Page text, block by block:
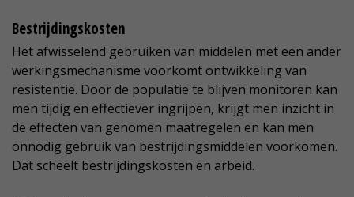
Bestrijdingskosten
Het afwisselend gebruiken van middelen met een ander
werkingsmechanisme voorkomt ontwikkeling van
resistentie. Door de populatie te blijven monitoren kan
men tijdig en effectiever ingrijpen, krijgt men inzicht in
de effecten van genomen maatregelen en kan men
onnodig gebruik van bestrijdingsmiddelen voorkomen.
Dat scheelt bestrijdingskosten en arbeid.